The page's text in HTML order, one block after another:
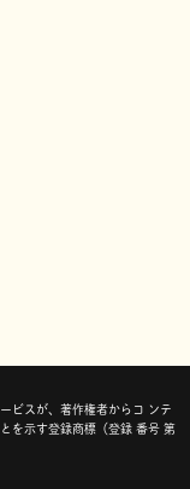
ビスが、著作権者からコ ンテ
を示す登録商標（登録 番号 第